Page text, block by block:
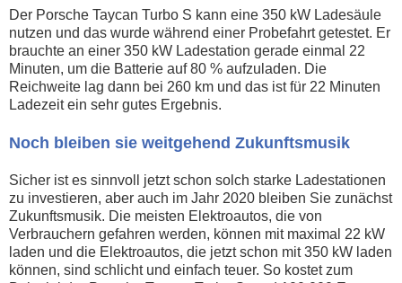
Der Porsche Taycan Turbo S kann eine 350 kW Ladesäule
nutzen und das wurde während einer Probefahrt getestet. Er
brauchte an einer 350 kW Ladestation gerade einmal 22
Minuten, um die Batterie auf 80 % aufzuladen. Die
Reichweite lag dann bei 260 km und das ist für 22 Minuten
Ladezeit ein sehr gutes Ergebnis.
Noch bleiben sie weitgehend Zukunftsmusik
Sicher ist es sinnvoll jetzt schon solch starke Ladestationen
zu investieren, aber auch im Jahr 2020 bleiben Sie zunächst
Zukunftsmusik. Die meisten Elektroautos, die von
Verbrauchern gefahren werden, können mit maximal 22 kW
laden und die Elektroautos, die jetzt schon mit 350 kW laden
können, sind schlicht und einfach teuer. So kostet zum